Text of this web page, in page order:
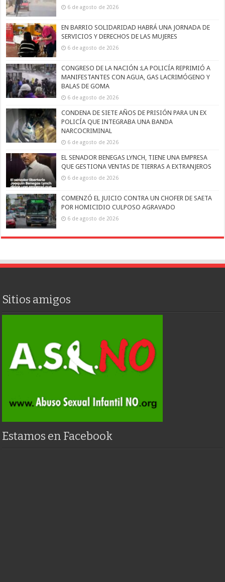
6 de agosto de 2026
EN BARRIO SOLIDARIDAD HABRÁ UNA JORNADA DE
SERVICIOS Y DERECHOS DE LAS MUJERES
6 de agosto de 2026
CONGRESO DE LA NACIÓN :LA POLICÍA REPRIMIÓ A
MANIFESTANTES CON AGUA, GAS LACRIMÓGENO Y
BALAS DE GOMA
6 de agosto de 2026
CONDENA DE SIETE AÑOS DE PRISIÓN PARA UN EX
POLICÍA QUE INTEGRABA UNA BANDA
NARCOCRIMINAL
6 de agosto de 2026
EL SENADOR BENEGAS LYNCH, TIENE UNA EMPRESA
QUE GESTIONA VENTAS DE TIERRAS A EXTRANJEROS
6 de agosto de 2026
COMENZÓ EL JUICIO CONTRA UN CHOFER DE SAETA
POR HOMICIDIO CULPOSO AGRAVADO
6 de agosto de 2026
Sitios amigos
Estamos en Facebook